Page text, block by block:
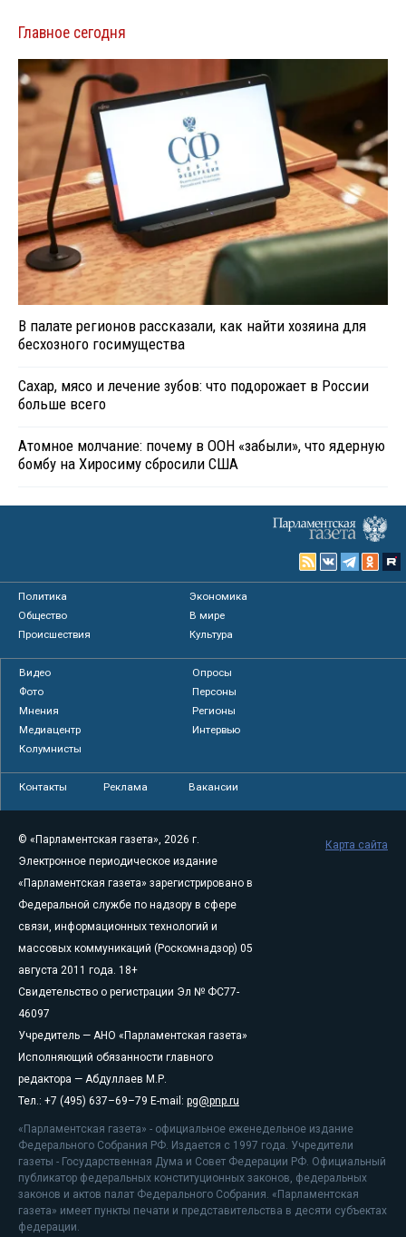
Главное сегодня
В палате регионов рассказали, как найти хозяина для
бесхозного госимущества
Сахар, мясо и лечение зубов: что подорожает в России
больше всего
Атомное молчание: почему в ООН «забыли», что ядерную
бомбу на Хиросиму сбросили США
Политика
Экономика
Общество
В мире
Происшествия
Культура
Видео
Опросы
Фото
Персоны
Мнения
Регионы
Медиацентр
Интервью
Колумнисты
Контакты Реклама Вакансии
© «Парламентская газета», 2026 г.
Электронное периодическое издание
«Парламентская газета» зарегистрировано в
Федеральной службе по надзору в сфере
связи, информационных технологий и
массовых коммуникаций (Роскомнадзор) 05
августа 2011 года. 18+
Свидетельство о регистрации Эл № ФС77-
46097
Учредитель — АНО «Парламентская газета»
Исполняющий обязанности главного
редактора — Абдуллаев М.Р.
Тел.: +7 (495) 637–69–79 E-mail: pg@pnp.ru
«Парламентская газета» - официальное еженедельное издание
Федерального Собрания РФ. Издается с 1997 года. Учредители
газеты - Государственная Дума и Совет Федерации РФ. Официальный
публикатор федеральных конституционных законов, федеральных
законов и актов палат Федерального Собрания. «Парламентская
газета» имеет пункты печати и представительства в десяти субъектах
федерации.
Карта сайта